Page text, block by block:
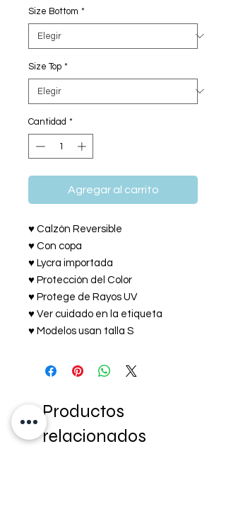
Size Bottom *
Size Top *
Cantidad *
Agregar al carrito
♥ Calzón Reversible
♥ Con copa
♥ Lycra importada
♥ Protección del Color
♥ Protege de Rayos UV
♥ Ver cuidado en la etiqueta
♥ Modelos usan talla S
Productos
relacionados